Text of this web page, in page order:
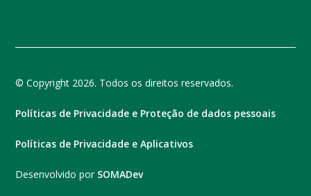
© Copyright 2026. Todos os direitos reservados.
Políticas de Privacidade e Proteção de dados pessoais
Políticas de Privacidade e Aplicativos
Desenvolvido por SOMADev